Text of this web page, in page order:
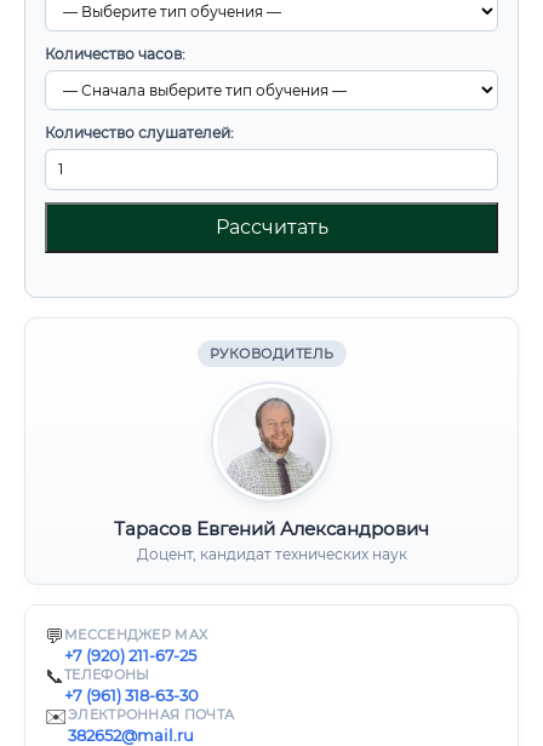
Количество часов:
Количество слушателей:
Рассчитать
РУКОВОДИТЕЛЬ
Тарасов Евгений Александрович
Доцент, кандидат технических наук
💬 МЕССЕНДЖЕР MAX
+7 (920) 211-67-25
📞ТЕЛЕФОНЫ
+7 (961) 318-63-30
✉️ЭЛЕКТРОННАЯ ПОЧТА
382652@mail.ru